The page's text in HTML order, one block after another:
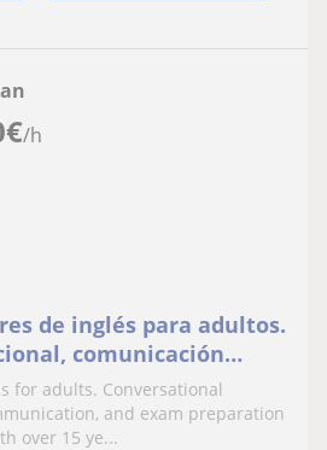
€/h
de inglés para adultos.
comunicación
de exámenes
for adults. Conversational
and exam preparation
over 15 ye...